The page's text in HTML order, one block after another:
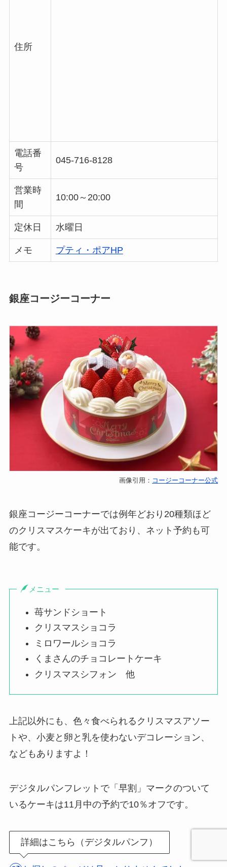
住所
電話番
号
045-716-8128
営業時
間
10:00～20:00
定休日 水曜日
メモ プティ・ポアHP
銀座コージーコーナー
画像引用： コージーコーナー公式
銀座コージーコーナーでは例年どおり20種類ほど
のクリスマスケーキが出ており、ネット予約も可
能です。
メニュー
苺サンドショート
クリスマスショコラ
ミロワールショコラ
くまさんのチョコレートケーキ
クリスマスシフォン 他
上記以外にも、色々食べられるクリスマスアソー
トや、小麦と卵と乳を使わないデコレーション、
などもありますよ！
デジタルパンフレットで「早割」マークのついて
いるケーキは11月中の予約で10％オフです。
詳細はこちら（デジタルパンフ）